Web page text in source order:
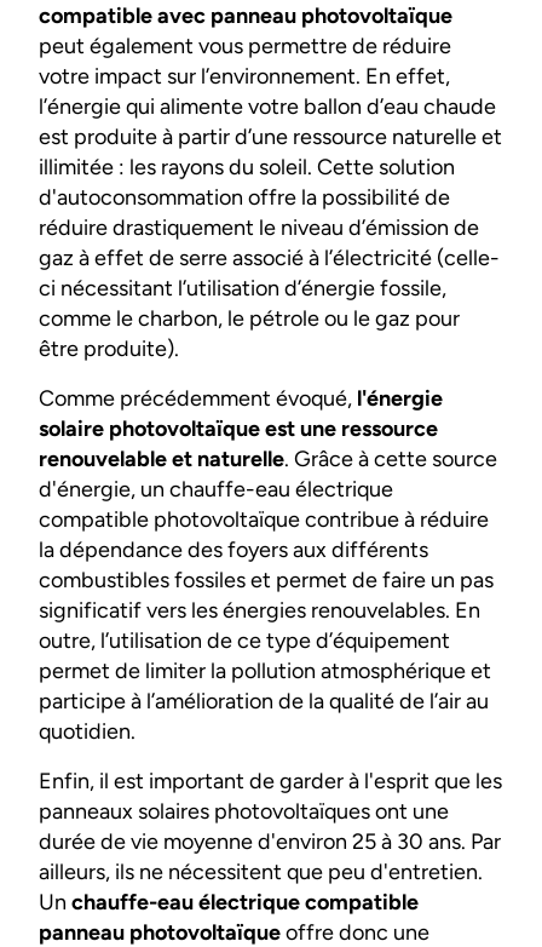
compatible avec panneau photovoltaïque
peut également vous permettre de réduire
votre impact sur l’environnement. En effet,
l’énergie qui alimente votre ballon d’eau chaude
est produite à partir d’une ressource naturelle et
illimitée : les rayons du soleil. Cette solution
d'autoconsommation offre la possibilité de
réduire drastiquement le niveau d’émission de
gaz à effet de serre associé à l’électricité (celle-
ci nécessitant l’utilisation d’énergie fossile,
comme le charbon, le pétrole ou le gaz pour
être produite).
Comme précédemment évoqué, l'énergie
solaire photovoltaïque est une ressource
renouvelable et naturelle. Grâce à cette source
d'énergie, un chauffe-eau électrique
compatible photovoltaïque contribue à réduire
la dépendance des foyers aux différents
combustibles fossiles et permet de faire un pas
significatif vers les énergies renouvelables. En
outre, l’utilisation de ce type d’équipement
permet de limiter la pollution atmosphérique et
participe à l’amélioration de la qualité de l’air au
quotidien.
Enfin, il est important de garder à l'esprit que les
panneaux solaires photovoltaïques ont une
durée de vie moyenne d'environ 25 à 30 ans. Par
ailleurs, ils ne nécessitent que peu d'entretien.
Un chauffe-eau électrique compatible
panneau photovoltaïqueoffre donc une